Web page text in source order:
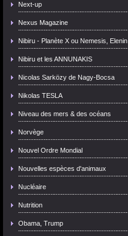
Next-up
Nexus Magazine
Nibiru - Planète X ou Nemesis, Elenin
Nibiru et les ANNUNAKIS
Nicolas Sarközy de Nagy-Bocsa
Nikolas TESLA
Niveau des mers & des océans
Norvège
Nouvel Ordre Mondial
Nouvelles espèces d'animaux
Nucléaire
Nutrition
Obama, Trump